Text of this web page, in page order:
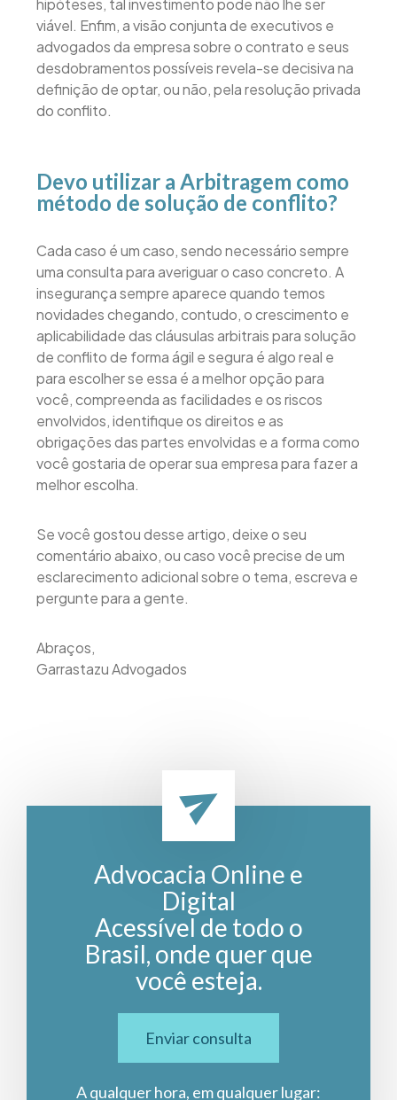
hipóteses, tal investimento pode não lhe ser
viável. Enfim, a visão conjunta de executivos e
advogados da empresa sobre o contrato e seus
desdobramentos possíveis revela-se decisiva na
definição de optar, ou não, pela resolução privada
do conflito.
Devo utilizar a Arbitragem como
método de solução de conflito?
Cada caso é um caso, sendo necessário sempre
uma consulta para averiguar o caso concreto. A
insegurança sempre aparece quando temos
novidades chegando, contudo, o crescimento e
aplicabilidade das cláusulas arbitrais para solução
de conflito de forma ágil e segura é algo real e
para escolher se essa é a melhor opção para
você, compreenda as facilidades e os riscos
envolvidos, identifique os direitos e as
obrigações das partes envolvidas e a forma como
você gostaria de operar sua empresa para fazer a
melhor escolha.
Se você gostou desse artigo, deixe o seu
comentário abaixo, ou caso você precise de um
esclarecimento adicional sobre o tema, escreva e
pergunte para a gente.
Abraços,
Garrastazu Advogados
Advocacia Online e
Digital
Acessível de todo o
Brasil, onde quer que
você esteja.
Enviar consulta
A qualquer hora, em qualquer lugar: